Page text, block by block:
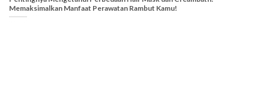
Memaksimalkan Manfaat Perawatan Rambut Kamu!